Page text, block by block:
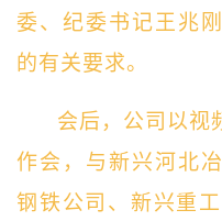
委、纪委书记王兆
的有关要求。
会后，公司以视
作会，与新兴河北
钢铁公司、新兴重